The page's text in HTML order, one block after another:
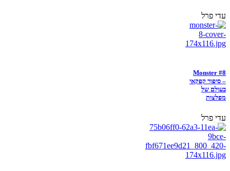
עדי פרל
Monster #8
– סיפור קפקאי
בעולם של
מפלצות
עדי פרל